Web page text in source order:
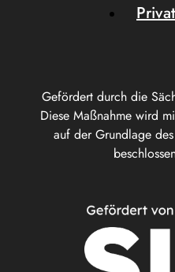
Gefördert durch die
Diese Maßnahme wird
auf der Grundlage